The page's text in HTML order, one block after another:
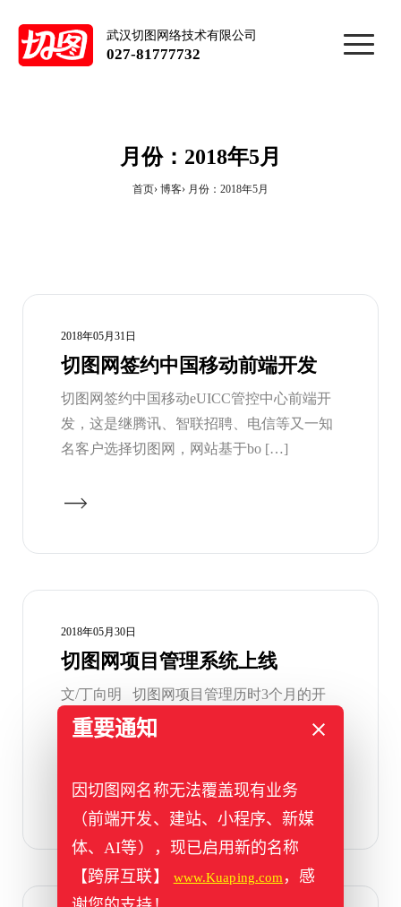
武汉切图网络技术有限公司
027-81777732
月份：2018年5月
首页 博客 月份：2018年5月
2018年05月31日
切图网签约中国移动前端开发
切图网签约中国移动eUICC管控中心前端开
发，这是继腾讯、智联招聘、电信等又一知
名客户选择切图网，网站基于bo […]
2018年05月30日
切图网项目管理系统上线
文/丁向明 切图网项目管理历时3个月的开
发，半年左右的内测，启动上线 。
重要通知
因切图网名称无法覆盖现有业务
（前端开发、建站、小程序、新媒
体、AI等），现已启用新的名称
【跨屏互联】
www.Kuaping.com ，感